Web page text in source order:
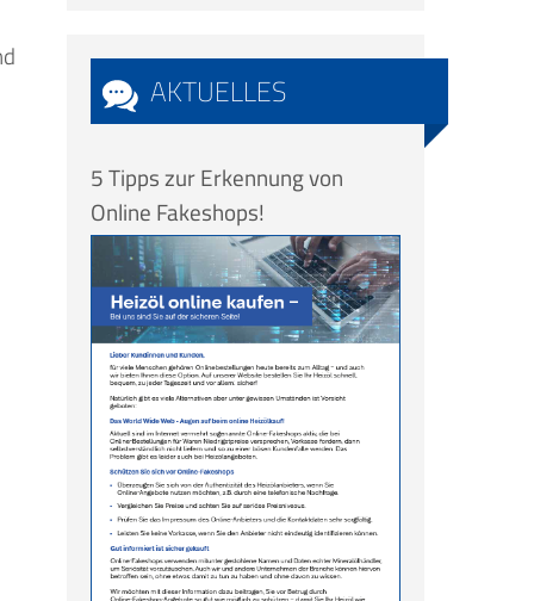
AKTUELLES
5 Tipps zur Erkennung von
Online Fakeshops!